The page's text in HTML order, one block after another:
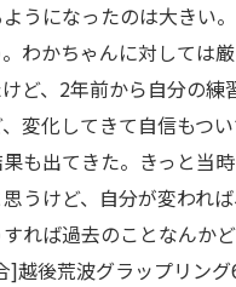
うになったのは大きい
わかちゃんに対しては
ど、2年前から自分の練
変化してきて自信もつ
も出てきた。きっと当
うけど、自分が変われ
れば過去のことなんか
]越後荒波グラップリン